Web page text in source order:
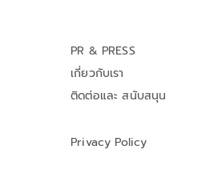
PR & PRESS
เกี่ยวกับเรา
ติดต่อและ สนับสนุน
Privacy Policy